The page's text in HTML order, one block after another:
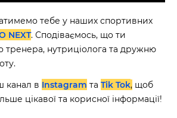
тебе у наших спортивних
NEXT. Сподіваємось, що ти
тренера, нутриціолога та дружню
канал в Instagram та Tik Tok, щоб
цікавої та корисної інформації!